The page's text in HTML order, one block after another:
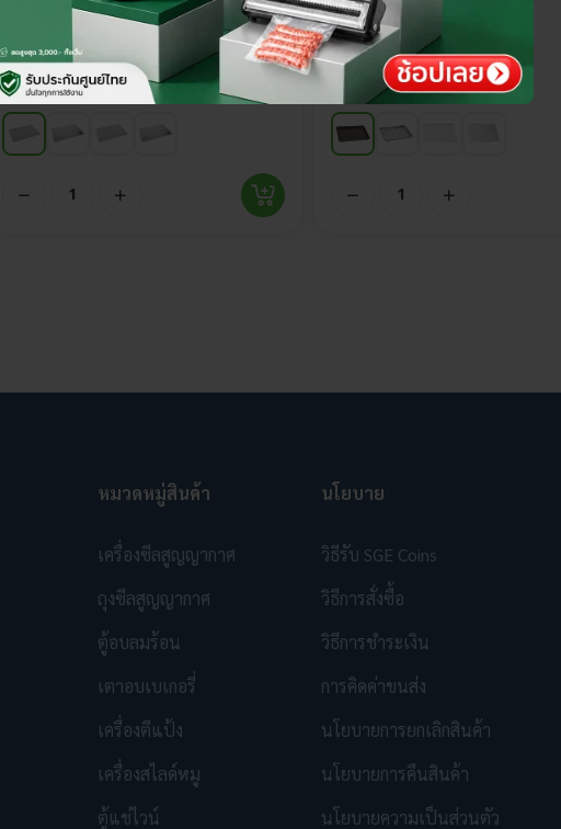
289.00
฿340.00
เลือกรุ่น
฿374.00
฿440.00
เลือกรุ่น
หมวดหมู่สินค้า
เครื่องซีลสูญญากาศ
ถุงซีลสูญญากาศ
ตู้อบลมร้อน
เตาอบเบเกอรี่
เครื่องตีแป้ง
เครื่องสไลด์หมู
ตู้แช่ไวน์
นโยบาย
วิธีรับ SGE Coins
วิธีการสั่งซื้อ
วิธีการชำระเงิน
การคิดค่าขนส่ง
นโยบายการยกเลิกสินค้า
นโยบายการคืนสินค้า
นโยบายความเป็นส่วนตัว